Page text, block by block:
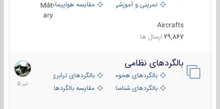
تمرینی و آموزشی
مقایسه هواپیماهاMilit
ary
Aircrafts
29,867 ارسال ها
بالگردهای نظامی
بالگردهای هجومی
بالگردهای ترابری
بالگردهای شناسایی
مقایسه بالگردها
22
تیر
1405